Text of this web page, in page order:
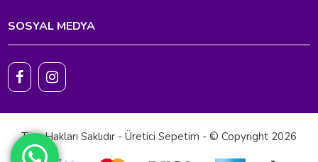
SOSYAL MEDYA
Tüm Hakları Saklıdır - Üretici Sepetim - © Copyright 2026